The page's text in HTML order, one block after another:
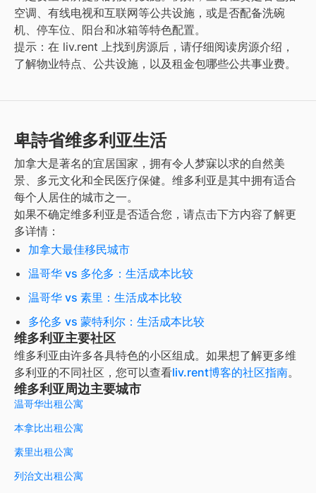
空调、有线电视和互联网等公共设施，或是否配备洗碗
机、停车位、阳台和冰箱等特色配置。
提示：在 liv.rent 上找到房源后，请仔细阅读房源介绍，
了解物业特点、公共设施，以及租金包哪些公共事业费。
卑詩省维多利亚生活
加拿大是著名的宜居国家，拥有令人梦寐以求的自然美
景、多元文化和全民医疗保健。 维多利亚是其中拥有适合
每个人居住的城市之一。
如果不确定维多利亚是否适合您，请点击下方内容了解更
多详情：
加拿大最佳移民城市
温哥华 vs 多伦多：生活成本比较
温哥华 vs 素里：生活成本比较
多伦多 vs 蒙特利尔：生活成本比较
维多利亚主要社区
维多利亚由许多各具特色的小区组成。如果想了解更多维
多利亚的不同社区，您可以查看liv.rent博客的社区指南。
维多利亚周边主要城市
温哥华出租公寓
本拿比出租公寓
素里出租公寓
列治文出租公寓